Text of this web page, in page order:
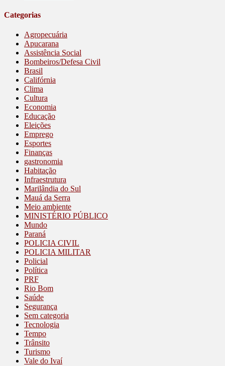
Categorias
Agropecuária
Apucarana
Assistência Social
Bombeiros/Defesa Civil
Brasil
Califórnia
Clima
Cultura
Economia
Educação
Eleições
Emprego
Esportes
Finanças
gastronomia
Habitação
Infraestrutura
Marilândia do Sul
Mauá da Serra
Meio ambiente
MINISTÉRIO PÚBLICO
Mundo
Paraná
POLICIA CIVIL
POLICIA MILITAR
Policial
Política
PRF
Rio Bom
Saúde
Segurança
Sem categoria
Tecnologia
Tempo
Trânsito
Turismo
Vale do Ivaí